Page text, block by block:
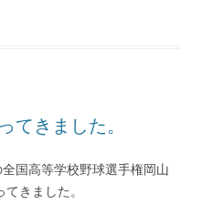
てきました。
国高等学校野球選手権岡山
きました。